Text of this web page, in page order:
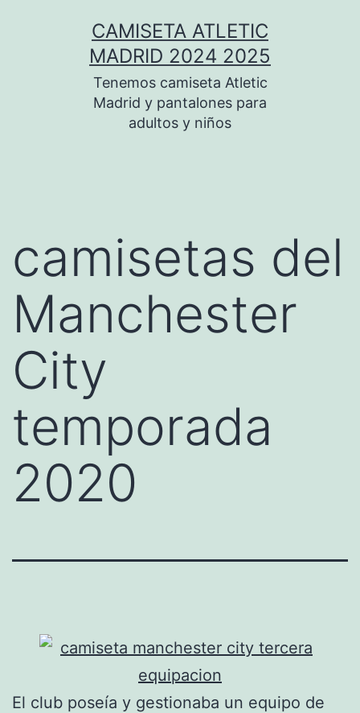
CAMISETA ATLETIC
MADRID 2024 2025
Tenemos camiseta Atletic
Madrid y pantalones para
adultos y niños
camisetas del
Manchester
City
temporada
2020
El club poseía y gestionaba un equipo de